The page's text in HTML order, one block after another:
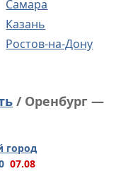
Самара
Казань
Ростов-на-Дону
/ Оренбург —
город
07.08